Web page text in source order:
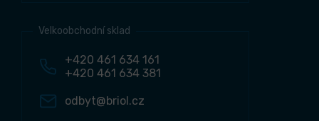
Velkoobchodní sklad
+420 461 634 161
+420 461 634 381
odbyt@briol.cz